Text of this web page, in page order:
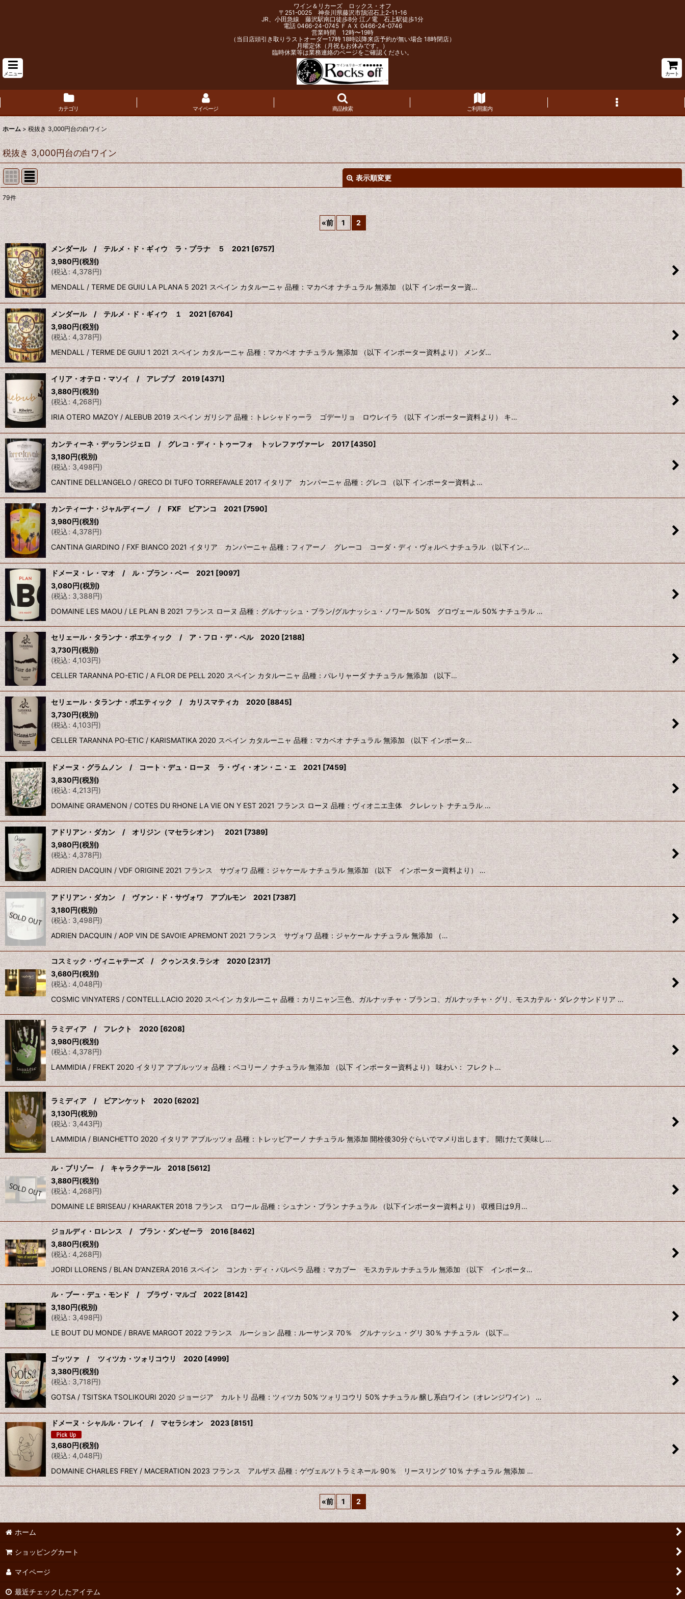
ワイン＆リカーズ ロックス・オフ
〒251-0025 神奈川県藤沢市鵠沼石上2-11-16
JR、小田急線 藤沢駅南口徒歩8分 江ノ電 石上駅徒歩1分
電話 0466-24-0745 ＦＡＸ 0466-24-0746
営業時間 12時〜19時
（当日店頭引き取りラストオーダー17時 18時以降来店予約が無い場合 18時閉店）
月曜定休（月祝もお休みです。）
臨時休業等は業務連絡のページをご確認ください。
メニュー カート
カテゴリ マイページ 商品検索 ご利用案内
ホーム > 税抜き 3,000円台の白ワイン
税抜き 3,000円台の白ワイン
表示順変更
表示数 :
並び順
絞り込む
79件
«前 1 2
メンダール / テルメ・ド・ギィウ ラ・プラナ ５ 2021 [6757]
3,980円(税別)
(税込: 4,378円)
MENDALL / TERME DE GUIU LA PLANA 5 2021 スペイン カタルーニャ 品種：マカベオ ナチュラル 無添加 （以下 インポーター資…
メンダール / テルメ・ド・ギィウ １ 2021 [6764]
3,980円(税別)
(税込: 4,378円)
MENDALL / TERME DE GUIU 1 2021 スペイン カタルーニャ 品種：マカベオ ナチュラル 無添加 （以下 インポーター資料より） メンダ…
イリア・オテロ・マソイ / アレブブ 2019 [4371]
3,880円(税別)
(税込: 4,268円)
IRIA OTERO MAZOY / ALEBUB 2019 スペイン ガリシア 品種：トレシャドゥーラ ゴデーリョ ロウレイラ （以下 インポーター資料より） キ…
カンティーネ・デッランジェロ / グレコ・ディ・トゥーフォ トッレファヴァーレ 2017[4350]
3,180円(税別)
(税込: 3,498円)
CANTINE DELL'ANGELO / GRECO DI TUFO TORREFAVALE 2017 イタリア カンパーニャ 品種：グレコ （以下 インポーター資料よ…
カンティーナ・ジャルディーノ / FXF ビアンコ 2021 [7590]
3,980円(税別)
(税込: 4,378円)
CANTINA GIARDINO / FXF BIANCO 2021 イタリア カンパーニャ 品種：フィアーノ グレーコ コーダ・ディ・ヴォルペ ナチュラル （以下イン…
ドメーヌ・レ・マオ / ル・プラン・ベー 2021 [9097]
3,080円(税別)
(税込: 3,388円)
DOMAINE LES MAOU / LE PLAN B 2021 フランス ローヌ 品種：グルナッシュ・ブラン/グルナッシュ・ノワール 50% グロヴェール 50% ナチュラル …
セリェール・タランナ・ポエティック / ア・フロ・デ・ペル 2020 [2188]
3,730円(税別)
(税込: 4,103円)
CELLER TARANNA PO-ETIC / A FLOR DE PELL 2020 スペイン カタルーニャ 品種：パレリャーダ ナチュラル 無添加 （以下…
セリェール・タランナ・ポエティック / カリスマティカ 2020 [8845]
3,730円(税別)
(税込: 4,103円)
CELLER TARANNA PO-ETIC / KARISMATIKA 2020 スペイン カタルーニャ 品種：マカベオ ナチュラル 無添加 （以下 インポータ…
ドメーヌ・グラムノン / コート・デュ・ローヌ ラ・ヴィ・オン・ニ・エ 2021 [7459]
3,830円(税別)
(税込: 4,213円)
DOMAINE GRAMENON / COTES DU RHONE LA VIE ON Y EST 2021 フランス ローヌ 品種：ヴィオニエ主体 クレレット ナチュラル …
アドリアン・ダカン / オリジン（マセラシオン） 2021 [7389]
3,980円(税別)
(税込: 4,378円)
ADRIEN DACQUIN / VDF ORIGINE 2021 フランス サヴォワ 品種：ジャケール ナチュラル 無添加 （以下 インポーター資料より） …
アドリアン・ダカン / ヴァン・ド・サヴォワ アプルモン 2021 [7387]
3,180円(税別)
(税込: 3,498円)
ADRIEN DACQUIN / AOP VIN DE SAVOIE APREMONT 2021 フランス サヴォワ 品種：ジャケール ナチュラル 無添加 （…
コスミック・ヴィニャテーズ / クゥンスタ.ラシオ 2020 [2317]
3,680円(税別)
(税込: 4,048円)
COSMIC VINYATERS / CONTELL.LACIO 2020 スペイン カタルーニャ 品種：カリニャン三色、ガルナッチャ・ブランコ、ガルナッチャ・グリ、モスカテル・ダレクサンドリア …
ラミディア / フレクト 2020 [6208]
3,980円(税別)
(税込: 4,378円)
LAMMIDIA / FREKT 2020 イタリア アブルッツォ 品種：ペコリーノ ナチュラル 無添加 （以下 インポーター資料より） 味わい： フレクト…
ラミディア / ビアンケット 2020 [6202]
3,130円(税別)
(税込: 3,443円)
LAMMIDIA / BIANCHETTO 2020 イタリア アブルッツォ 品種：トレッビアーノ ナチュラル 無添加 開栓後30分ぐらいでマメり出します。 開けたて美味し…
ル・ブリゾー / キャラクテール 2018 [5612]
3,880円(税別)
(税込: 4,268円)
DOMAINE LE BRISEAU / KHARAKTER 2018 フランス ロワール 品種：シュナン・ブラン ナチュラル （以下インポーター資料より） 収穫日は9月…
ジョルディ・ロレンス / ブラン・ダンゼーラ 2016 [8462]
3,880円(税別)
(税込: 4,268円)
JORDI LLORENS / BLAN D'ANZERA 2016 スペイン コンカ・ディ・バルベラ 品種：マカブー モスカテル ナチュラル 無添加 （以下 インポータ…
ル・ブー・デュ・モンド / ブラヴ・マルゴ 2022 [8142]
3,180円(税別)
(税込: 3,498円)
LE BOUT DU MONDE / BRAVE MARGOT 2022 フランス ルーション 品種：ルーサンヌ 70％ グルナッシュ・グリ 30％ ナチュラル （以下…
ゴッツァ / ツィツカ・ツォリコウリ 2020 [4999]
3,380円(税別)
(税込: 3,718円)
GOTSA / TSITSKA TSOLIKOURI 2020 ジョージア カルトリ 品種：ツィツカ 50% ツォリコウリ 50% ナチュラル 醸し系白ワイン（オレンジワイン） …
ドメーヌ・シャルル・フレイ / マセラシオン 2023 [8151]
3,680円(税別)
(税込: 4,048円)
DOMAINE CHARLES FREY / MACERATION 2023 フランス アルザス 品種：ゲヴェルツトラミネール 90％ リースリング 10％ ナチュラル 無添加 …
«前 1 2
ホーム
ショッピングカート
マイページ
最近チェックしたアイテム